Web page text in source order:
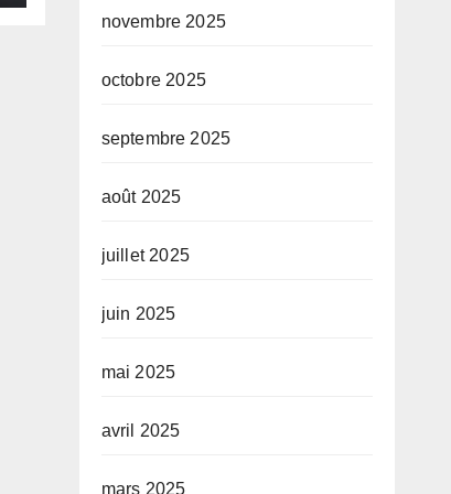
novembre 2025
octobre 2025
septembre 2025
août 2025
juillet 2025
juin 2025
mai 2025
avril 2025
mars 2025